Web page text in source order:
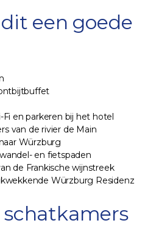
een goede
Fi en parkeren bij het hotel
van de rivier de Main
Würzburg
en fietspaden
de Frankische wijnstreek
Würzburg Residenz